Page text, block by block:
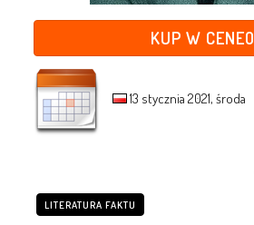
KUP W CENEO
13 stycznia 2021, środa
LITERATURA FAKTU